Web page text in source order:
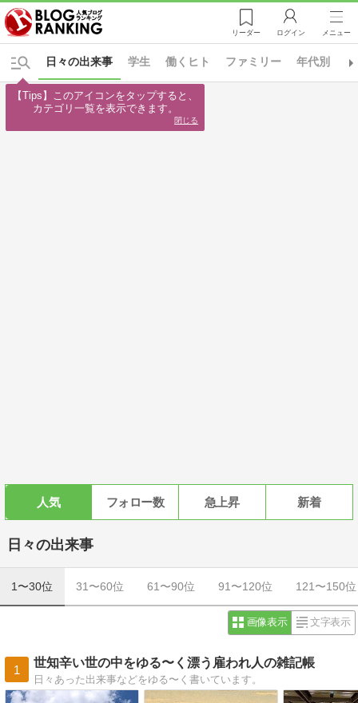
リーダー ログイン メニュー
学生 働くヒト ファミリー 年代別
日々の出来事
人気 フォロー数 急上昇 新着
日々の出来事
1〜30位 31〜60位 61〜90位 91〜120位 121〜150位
画像表示 文字表示
1
世知辛い世の中をゆる〜く漂う雇われ人の雑記帳
日々あった出来事などをゆる〜く書いています。
【Tips】このアイコンをタップすると、
カテゴリ一覧を表示できます。
閉じる